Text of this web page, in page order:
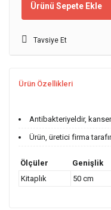
Ürünü Sepete Ekle
Tavsiye Et
Ürün Özellikleri
Antibakteriyeldir,
Ürün, üretici firma
Ölçüler Genişlik
Kitaplık
50 cm